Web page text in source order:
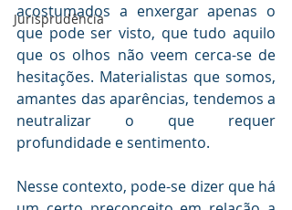
Jurisprudência
acostumados a enxergar apenas o
que pode ser visto, que tudo aquilo
que os olhos não veem cerca-se de
hesitações. Materialistas que somos,
amantes das aparências, tendemos a
neutralizar o que requer
profundidade e sentimento.
Nesse contexto, pode-se dizer que há